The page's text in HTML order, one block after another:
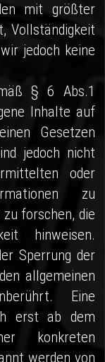
mit größter
Vollständigkeit
jedoch keine
§ 6 Abs.1
Inhalte auf
Gesetzen
jedoch nicht
oder
zu
forschen, die
hinweisen.
Sperrung der
allgemeinen
Eine
erst ab dem
konkreten
werden von